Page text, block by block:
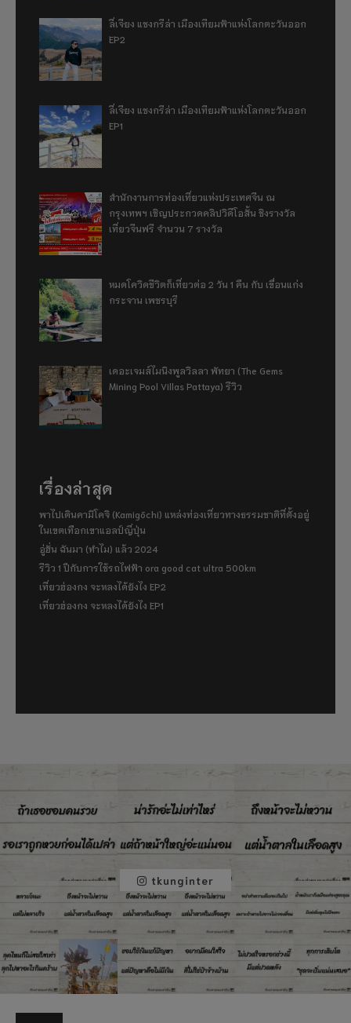
ลี่เจียง แชงกรีล่า เมืองเทียมฟ้าแห่งโลกตะวันออก
EP2
ลี่เจียง แชงกรีล่า เมืองเทียมฟ้าแห่งโลกตะวันออก
EP1
สำนักงานการท่องเที่ยวแห่งประเทศจีน ณ
กรุงเทพฯ เชิญประกวดคลิปวิดีโอสั้น ชิงรางวัล
เที่ยวจีนฟรี จำนวน 7 รางวัล
หมดโควิดชีวิตก็เที่ยวต่อ 2 วัน 1 คืน กับ เขื่อนแก่ง
กระจาน เพชรบุรี
เดอะเจมส์ไมนิงพูลวิลลา พัทยา (The Gems
Mining Pool Villas Pattaya) รีวิว
เรื่องล่าสุด
พาไปเดินคามิโคจิ (Kamigōchi) แหล่งท่องเที่ยวทางธรรมชาติที่ตั้งอยู่
ในเขตเทือกเขาแอลป์ญี่ปุ่น
อู่ฮั่น ฉันมา (ทำไม) แล้ว 2024
รีวิว 1 ปีกับการใช้รถไฟฟ้า ora good cat ultra 500km
เที่ยวฮ่องกง จะหลงได้ยังไง EP2
เที่ยวฮ่องกง จะหลงได้ยังไง EP1
tkunginter